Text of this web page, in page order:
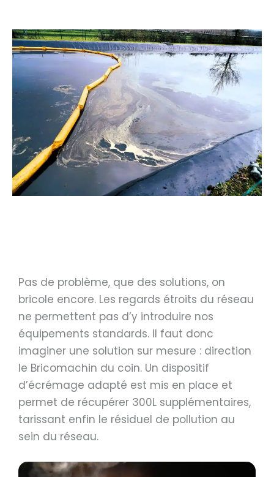
Pas de problème, que des solutions, on
bricole encore. Les regards étroits du réseau
ne permettent pas d’y introduire nos
équipements standards. Il faut donc
imaginer une solution sur mesure : direction
le Bricomachin du coin. Un dispositif
d’écrémage adapté est mis en place et
permet de récupérer 300L supplémentaires,
tarissant enfin le résiduel de pollution au
sein du réseau.